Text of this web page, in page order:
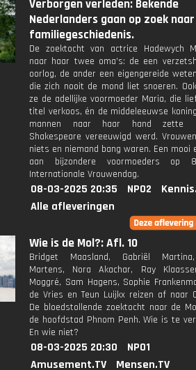
Verborgen verleden: Bekende
Nederlanders gaan op zoek
familiegeschiedenis.
De zoektocht van actrice Hadewych
naar haar twee oma's: de een
oorlog, de ander een eigengereide
die zich nooit de mond liet snoeren.
ze de adellijke voormoeder Maria, die
titel verkoos, én de middeleeuwse
mannen naar haar hand zette
Shakespeare vereeuwigd werd.
niets en niemand bang waren. Een mooi
aan bijzondere voormoeders op
Internationale Vrouwendag.
08-03-2025 20:35 NPO2
Alle afleveringen
Wie is de Mol?: Afl. 10
Bridget Maasland, Gabriël
Martens, Nora Akachar, Ray
Moggré, Sam Hagens, Sophie
de Vries en Teun Luijkx reizen af naar
De bloedstollende zoektocht naar de
de hoofdstad Phnom Penh. Wie is te
En wie niet?
08-03-2025 20:30
NPO1
Amusement.TV
Mensen.TV